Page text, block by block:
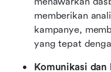
memberikan
kampanye,
yang tepat
Komunikasi